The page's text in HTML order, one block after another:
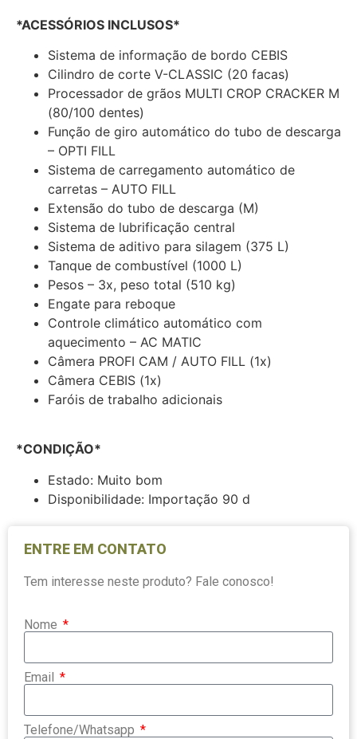
*ACESSÓRIOS INCLUSOS*
Sistema de informação de bordo CEBIS
Cilindro de corte V-CLASSIC (20 facas)
Processador de grãos MULTI CROP CRACKER M
(80/100 dentes)
Função de giro automático do tubo de descarga
– OPTI FILL
Sistema de carregamento automático de
carretas – AUTO FILL
Extensão do tubo de descarga (M)
Sistema de lubrificação central
Sistema de aditivo para silagem (375 L)
Tanque de combustível (1000 L)
Pesos – 3x, peso total (510 kg)
Engate para reboque
Controle climático automático com
aquecimento – AC MATIC
Câmera PROFI CAM / AUTO FILL (1x)
Câmera CEBIS (1x)
Faróis de trabalho adicionais
*CONDIÇÃO*
Estado: Muito bom
Disponibilidade: Importação 90 d
ENTRE EM CONTATO
Tem interesse neste produto? Fale conosco!
Nome
Email
Telefone/Whatsapp